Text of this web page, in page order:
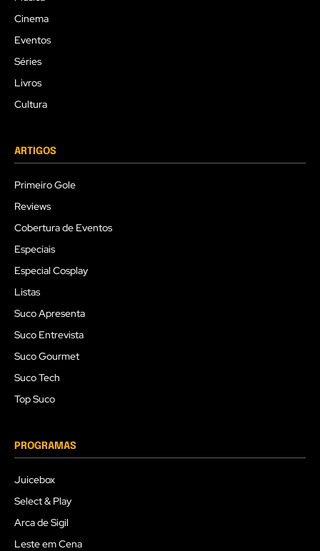
Cinema
Eventos
Séries
Livros
Cultura
ARTIGOS
Primeiro Gole
Reviews
Cobertura de Eventos
Especiais
Especial Cosplay
Listas
Suco Apresenta
Suco Entrevista
Suco Gourmet
Suco Tech
Top Suco
PROGRAMAS
Juicebox
Select & Play
Arca de Sigil
Leste em Cena